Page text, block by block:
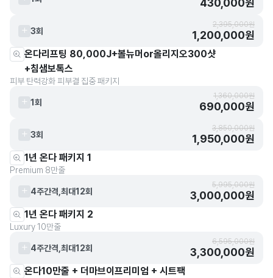
430,000원
3회
2,395,000원
1,200,000원
온다리프팅 80,000J+볼뉴머or올리지오300샷
+침샘보톡스
피부 탄력강화 피부결 집중 패키지
1회
1,360,000원
690,000원
3회
3,850,000원
1,950,000원
1년 온다 패키지 1
Premium 8만줄
4주간격,최대12회
5,995,000원
3,000,000원
1년 온다 패키지 2
Luxury 10만줄
4주간격,최대12회
6,595,000원
3,300,000원
온다10만줄 + 더마브이프리미엄 + 시트팩